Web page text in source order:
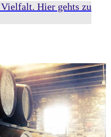
Vielfalt. Hier gehts zu